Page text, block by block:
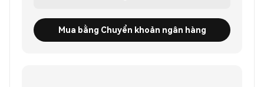
Mua bằng Chuyển khoản ngân hàng